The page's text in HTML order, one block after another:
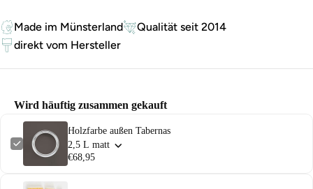
Made im Münsterland
Qualität seit 2014
direkt vom Hersteller
Wird häuftig zusammen gekauft
Holzfarbe außen Tabernas
2,5 L matt
€68,95